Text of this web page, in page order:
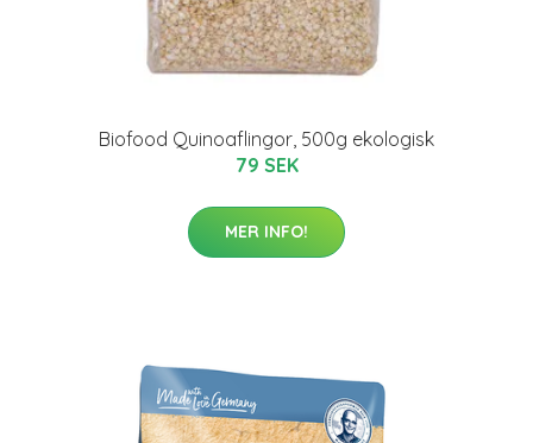
Biofood Quinoaflingor, 500g ekologisk
79 SEK
MER INFO!